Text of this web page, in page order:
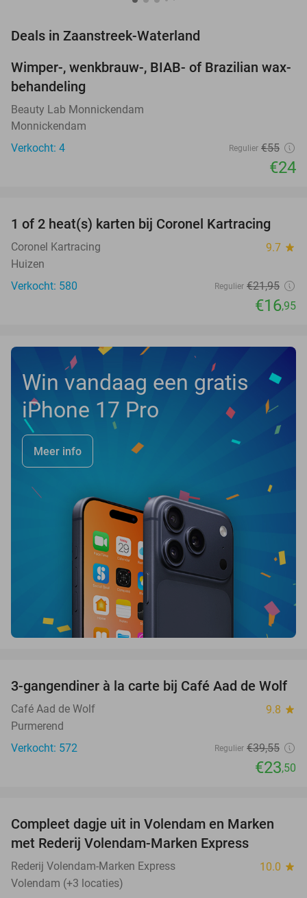
Deals in Zaanstreek-Waterland
56%
NEW
TODAY
Wimper-, wenkbrauw-, BIAB- of Brazilian wax-
behandeling
Beauty Lab Monnickendam
Monnickendam
Verkocht: 4
Regulier €55
€24
23%
TODAY
1 of 2 heat(s) karten bij Coronel Kartracing
Coronel Kartracing 9.7 star
Huizen
Verkocht: 580
Regulier €21,95
€16,95
Win vandaag een gratis
iPhone 17 Pro
Meer info
41%
3-gangendiner à la carte bij Café Aad de Wolf
Café Aad de Wolf 9.8 star
Purmerend
Verkocht: 572
Regulier €39,55
€23,50
55%
Compleet dagje uit in Volendam en Marken
met Rederij Volendam-Marken Express
Rederij Volendam-Marken Express 10.0 star
Volendam (+3 locaties)